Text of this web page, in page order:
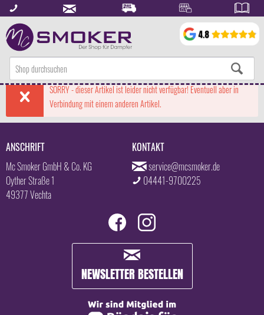
SORRY - dieser Artikel ist leider nicht verfügbar! Eventuell aber in
Verbindung mit einem anderen Artikel.
ANSCHRIFT
Mc Smoker GmbH & Co. KG
Oyther Straße 1
49377 Vechta
KONTAKT
service@mcsmoker.de
04441-9700225
NEWSLETTER BESTELLEN